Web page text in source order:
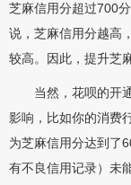
芝麻信用分超过700
说，芝麻信用分越高
较高。因此，提升芝
当然，花呗的开
影响，比如你的消费
为芝麻信用分达到了
有不良信用记录）未